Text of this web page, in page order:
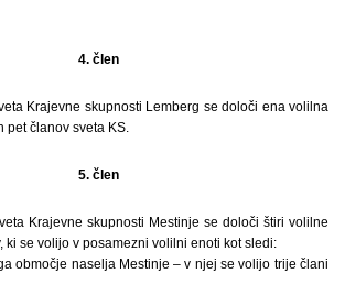
4. člen
Krajevne skupnosti Lemberg se določi ena volilna
pet članov sveta KS.
5. člen
Krajevne skupnosti Mestinje se določi štiri volilne
ki se volijo v posamezni volilni enoti kot sledi:
območje naselja Mestinje – v njej se volijo trije člani